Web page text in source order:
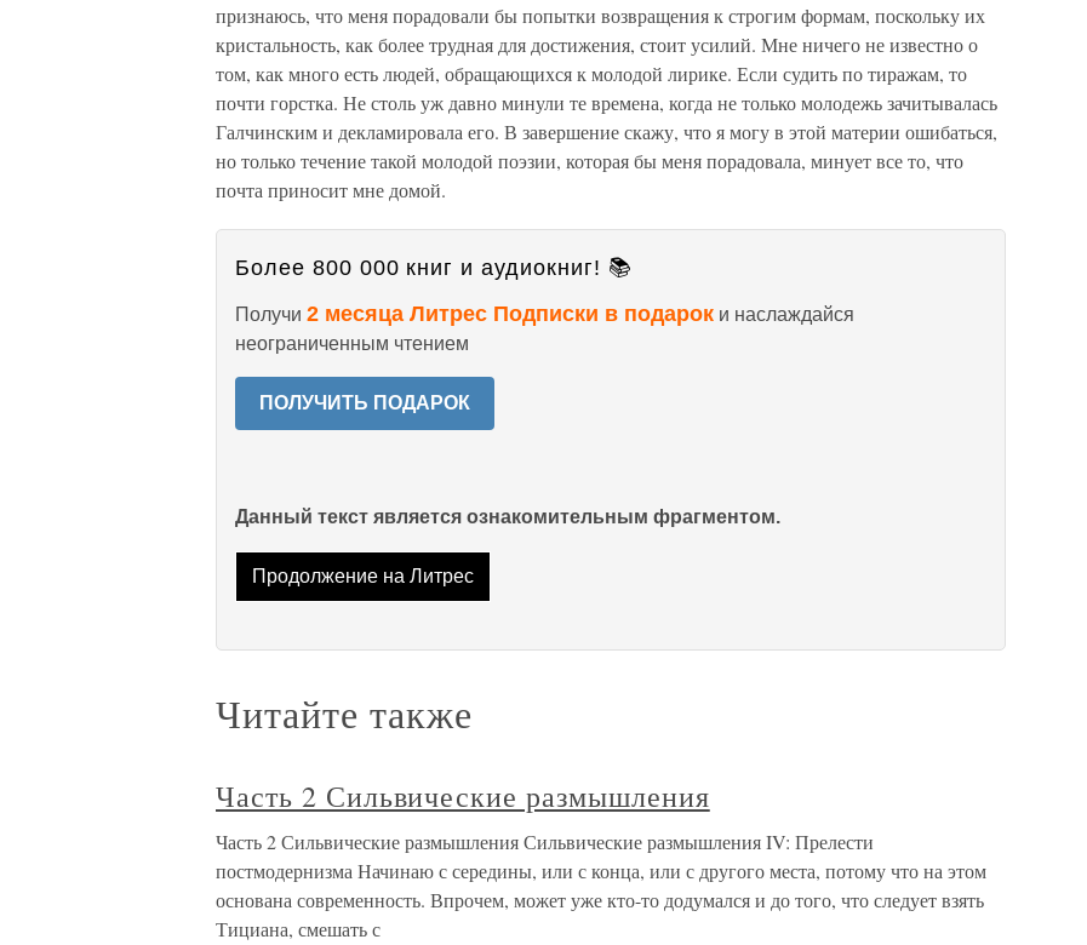
признаюсь, что меня порадовали бы попытки возвращения к строгим формам, поскольку их
кристальность, как более трудная для достижения, стоит усилий. Мне ничего не известно о
том, как много есть людей, обращающихся к молодой лирике. Если судить по тиражам, то
почти горстка. Не столь уж давно минули те времена, когда не только молодежь зачитывалась
Галчинским и декламировала его. В завершение скажу, что я могу в этой материи ошибаться,
но только течение такой молодой поэзии, которая бы меня порадовала, минует все то, что
почта приносит мне домой.
Более 800 000 книг и аудиокниг! 📚
Получи 2 месяца Литрес Подписки в подарок и наслаждайся
неограниченным чтением
ПОЛУЧИТЬ ПОДАРОК
Данный текст является ознакомительным фрагментом.
Продолжение на Литрес
Читайте также
Часть 2 Сильвические размышления
Часть 2 Сильвические размышления Сильвические размышления IV: Прелести
постмодернизма Начинаю с середины, или с конца, или с другого места, потому что на этом
основана современность. Впрочем, может уже кто-то додумался и до того, что следует взять
Тициана, смешать с